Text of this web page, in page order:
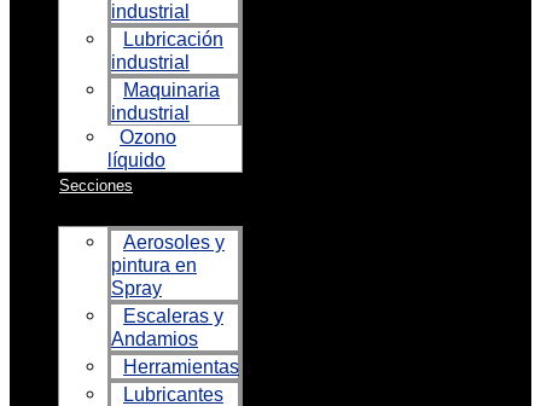
industrial
Lubricación
industrial
Maquinaria
industrial
Ozono
líquido
Secciones
Aerosoles y
pintura en
Spray
Escaleras y
Andamios
Herramientas
Lubricantes